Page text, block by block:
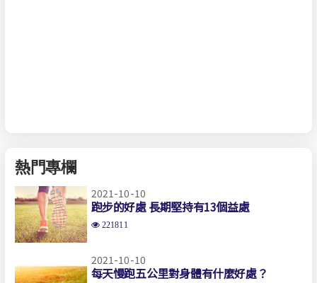
熱門專欄
2021-10-10
跑步的好處 長期堅持有13個益處
221811
2021-10-10
每天慢跑五公里對身體有什麼好處？